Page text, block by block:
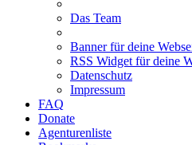
Das Team
Banner für deine
RSS Widget für deine
Datenschutz
Impressum
FAQ
Donate
Agenturenliste